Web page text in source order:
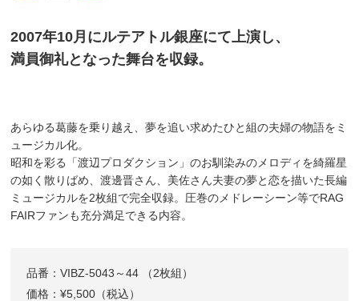
2007年10月にルテアトル銀座にて上演し、
満員御礼となった舞台を収録。
あらゆる葛藤を乗り越え、夢を追い求めたひと組の夫婦の物語をミ
ュージカル化。
昭和を彩る「渡辺プロダクション」のお馴染みのメロディを綺羅星
の如く散りばめ、渡邊晋さん、美佐さん夫妻の夢と恋を描いた長編
ミュージカルを2枚組で完全収録。圧巻のメドレーシーン等でRAG
FAIRファンも充分満足できる内容。
品番：VIBZ-5043～44 （2枚組）
価格：¥5,500（税込）